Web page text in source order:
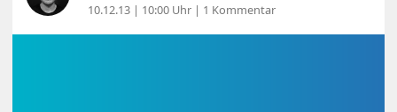
10.12.13 | 10:00 Uhr | 1 Kommentar